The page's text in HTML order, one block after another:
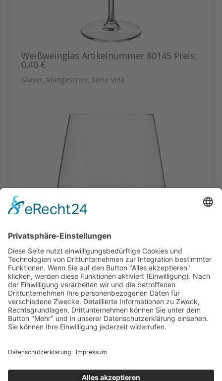
Weißweinglas Artikelnummer 80145 Preis:
0,40 €
Gläser, Mietgeschirr, Serie Vina
Wasserglas Artikelnummer 80147 Preis:
0,40 €
Gläser,Mietgeschirr,Serie Vina